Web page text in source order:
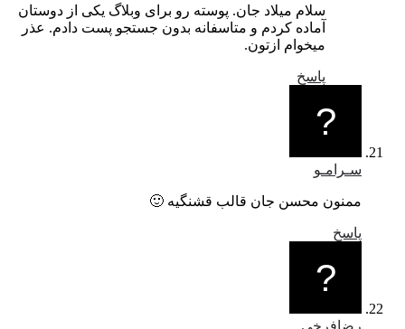
سلام میلاد جان. پوسته رو برای وبلاگ یکی از دوستان
آماده کردم و متاسفانه بدون جستجو پست دادم. عذر
میخوام ازتون.
سـرامـو
ممنون محسن جان قالب قشنگیه 🙂
رضافرخی